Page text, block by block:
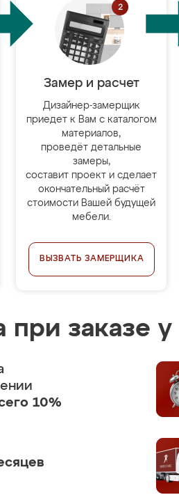
Замер и расчет
Дизайнер-замерщик
приедет к Вам с каталогом
материалов,
проведёт детальные
замеры,
составит проект и сделает
окончательный расчёт
стоимости Вашей будущей
мебели.
ВЫЗВАТЬ ЗАМЕРЩИКА
при заказе у
10%